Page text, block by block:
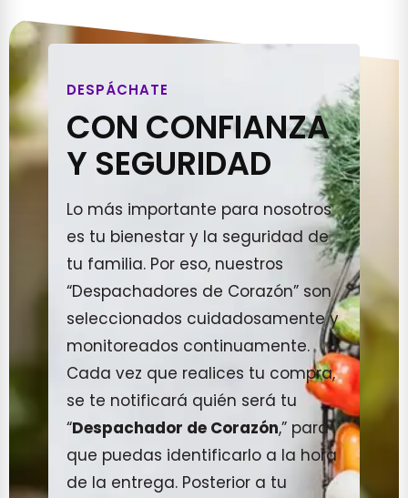
DESPÁCHATE
CON CONFIANZA
Y SEGURIDAD
Lo más importante para nosotros
es tu bienestar y la seguridad de
tu familia. Por eso, nuestros
“Despachadores de Corazón” son
seleccionados cuidadosamente y
monitoreados continuamente.
Cada vez que realices tu compra,
se te notificará quién será tu
“Despachador de Corazón,” para
que puedas identificarlo a la hora
de la entrega. Posterior a tu